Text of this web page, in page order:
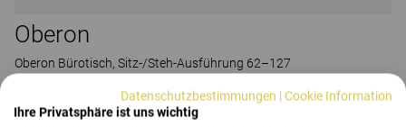
Oberon
Oberon Bürotisch, Sitz-/Steh-Ausführung 62–127
Datenschutzbestimmungen |Cookie Information
Ihre Privatsphäre ist uns wichtig